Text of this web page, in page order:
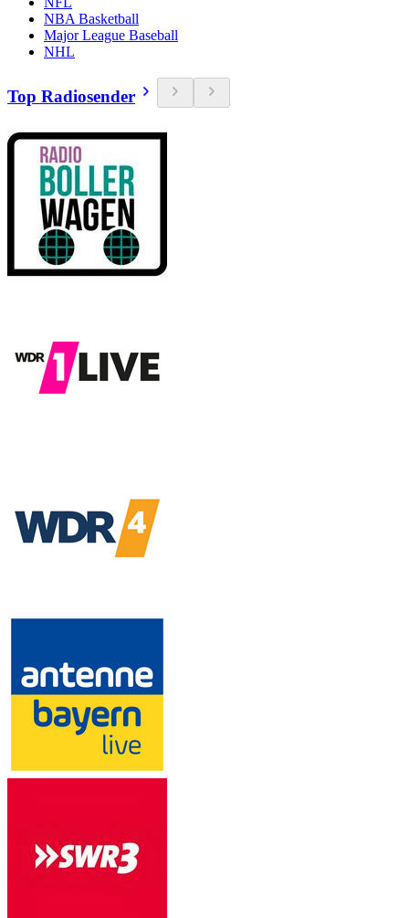
NBA Basketball
Major League Baseball
NHL
Top Radiosender